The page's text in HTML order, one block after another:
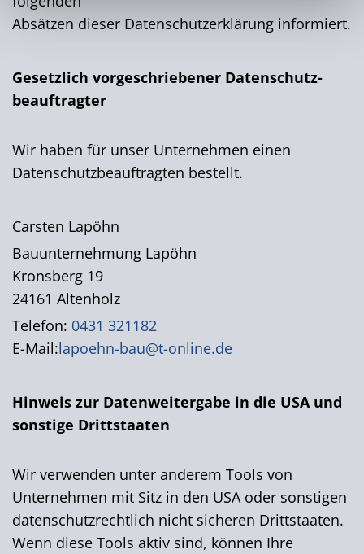
Absätzen dieser Datenschutzerklärung informiert.
Gesetzlich vorgeschriebener Datenschutz­
beauftragter
Wir haben für unser Unternehmen einen
Datenschutzbeauftragten bestellt.
Carsten Lapöhn
Bauunternehmung Lapöhn
Kronsberg 19
24161 Altenholz
Telefon: 0431 321182
E-Mail:lapoehn-bau@t-online.de
Hinweis zur Datenweitergabe in die USA und
sonstige Drittstaaten
Wir verwenden unter anderem Tools von
Unternehmen mit Sitz in den USA oder sonstigen
datenschutzrechtlich nicht sicheren Drittstaaten.
Wenn diese Tools aktiv sind, können Ihre